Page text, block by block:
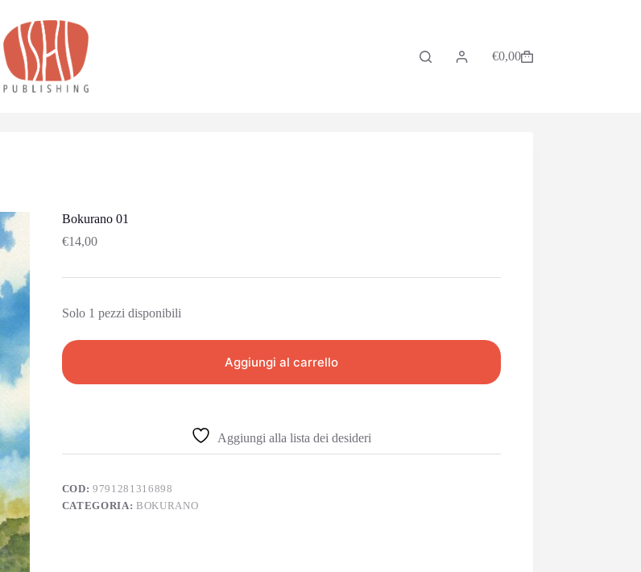
€0,00
Bokurano 01
€14,00
Solo 1 pezzi disponibili
Aggiungi al carrello
Aggiungi alla lista dei desideri
COD:9791281316898
CATEGORIA: BOKURANO